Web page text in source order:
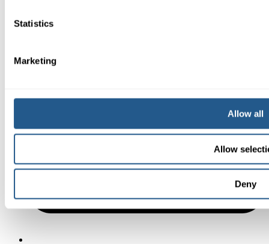
Statistics
Marketing
Allow all
Allow
Deny